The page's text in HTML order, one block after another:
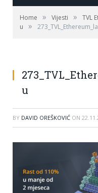
Home » Vijesti »
TVL
u
»
u
BY DAVID OREŠKOVIĆ ON